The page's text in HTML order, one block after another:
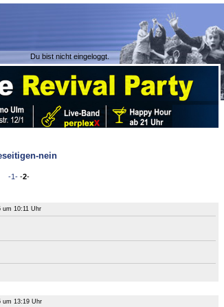
Du bist nicht eingeloggt.
nein
-1--2-
um 10:11 Uhr
um 13:19 Uhr